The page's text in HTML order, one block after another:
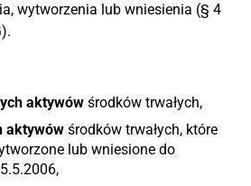
wytworzenia lub wniesienia (§ 4
aktywów środków trwałych,
aktywów środków trwałych, które
lub wniesione do